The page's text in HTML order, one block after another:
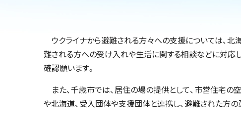
ウクライナから避難される方々への支援については、北
難される方への受け入れや生活に関する相談などに対応
確認願います。
また、千歳市では、居住の場の提供として、市営住宅の
や北海道、受入団体や支援団体と連携し、避難された方